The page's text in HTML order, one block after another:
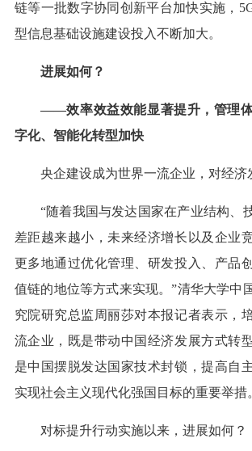
链等一批数字协同创新平台加快实施，
型信息基础设施建设投入不断加大。
进展如何？
——效率效益效能显著提升，管理
字化、智能化转型加快
央企建设成为世界一流企业，对经济
“随着我国与发达国家在产业结构、
差距越来越小，未来经济增长以及企业
更多地通过优化管理、研发投入、产品
值链的地位等方式来实现。”清华大学中
究院研究总监周丽莎对本报记者表示，
流企业，既是带动中国经济发展方式转
是中国摆脱发达国家技术封锁，提高自
实现社会主义现代化强国目标的重要举措
对标提升行动实施以来，进展如何？